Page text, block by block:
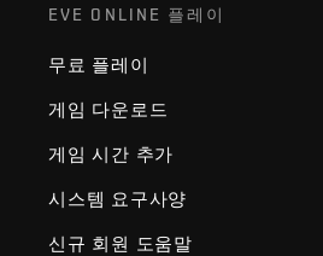
EVE ONLINE 플레이
무료 플레이
게임 다운로드
게임 시간 추가
시스템 요구사양
신규 회원 도움말